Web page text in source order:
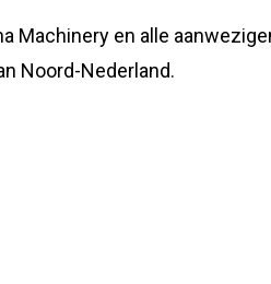
Machinery en alle
Noord-Nederland.